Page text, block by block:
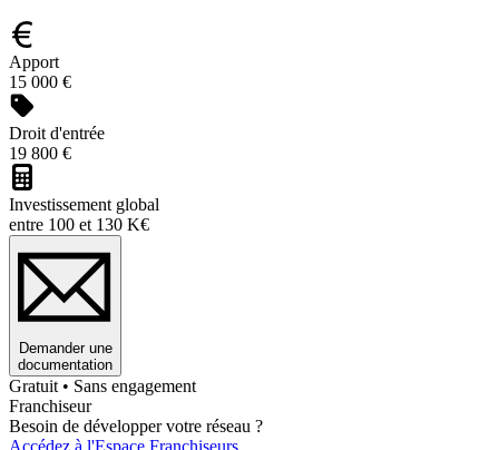
Apport
15 000 €
Droit d'entrée
19 800 €
Investissement global
entre 100 et 130 K€
Demander une
documentation
Gratuit • Sans engagement
Franchiseur
Besoin de développer votre réseau ?